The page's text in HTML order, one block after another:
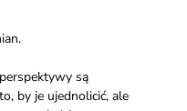
są
by je ujednolicić, ale